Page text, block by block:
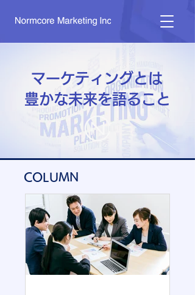
マーケティングとは​
豊かな未来を語ること
​COLUMN